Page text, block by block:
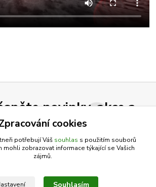
novinky, akce a
slevy!
osobních údajůza účelem rozesílky newsletteru.
cookies
potřebují Váš souhlas s použitím souborů
mohli zobrazovat informace týkající se Vašich
zájmů.
Souhlasím